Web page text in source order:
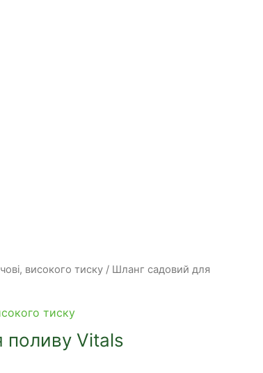
високого тиску / Шланг садовий для
тиску
поливу Vitals